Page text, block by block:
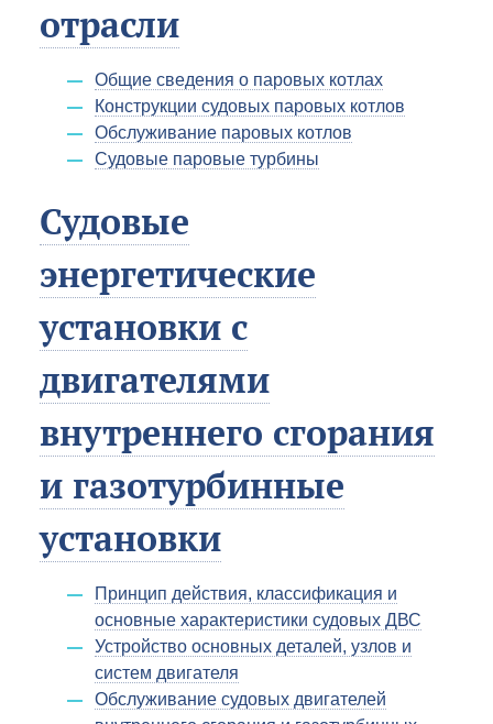
отрасли
Общие сведения о паровых котлах
Конструкции судовых паровых котлов
Обслуживание паровых котлов
Судовые паровые турбины
Судовые
энергетические
установки с
двигателями
внутреннего сгорания
и газотурбинные
установки
Принцип действия, классификация и
основные характеристики судовых ДВС
Устройство основных деталей, узлов и
систем двигателя
Обслуживание судовых двигателей